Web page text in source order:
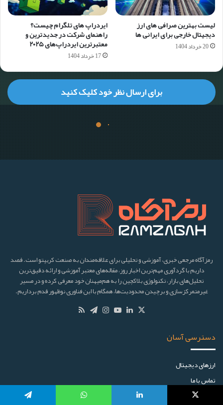
رمزآگاه مرجعی خبری، آموزشی و تحلیلی برای علاقه‌مندان به صنعت کریپتو است. قصد
داریم با گردآوری مهم‌ترین اخبار روز، مقاله‌های معتبر آموزشی و ارائه دقیق‌ترین
تحلیل‌های بازار، تکنولوژی بلاکچین را به هم‌میهنان خود معرفی کرده و در مسیر
غیرمتمرکزسازی و برچیدن محدودیت‌ها، همگام با این فناوری نوظهور قدم برداریم.
دسترسی آسان
ارز‌های دیجیتال
تماس با ما
تبلیغات